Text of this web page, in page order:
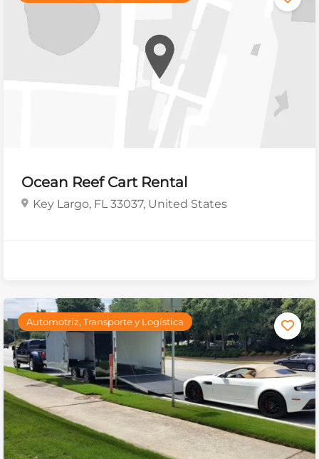
Ocean Reef Cart Rental
Key Largo, FL 33037, United States
Automotriz, Transporte y Logística